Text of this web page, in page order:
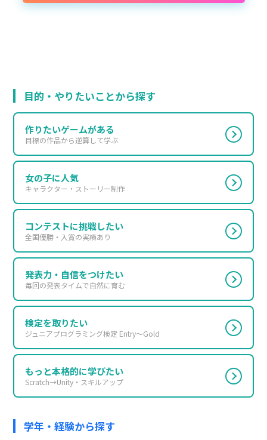
目的・やりたいことから探す
作りたいゲームがある
目標の作品から逆算して学ぶ
女の子に人気
キャラクター・ストーリー制作
コンテストに挑戦したい
全国優勝・入賞の実績あり
発表力・自信をつけたい
毎回の発表タイムで自然に育む
検定を取りたい
ジュニアプログラミング検定 Entry〜Gold
もっと本格的に学びたい
Scratch→Unity・スキルアップ
学年・経験から探す